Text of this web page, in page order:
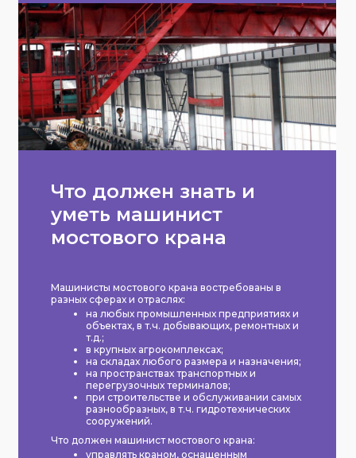
Что должен знать и
уметь машинист
мостового крана
Машинисты мостового крана востребованы в
разных сферах и отраслях:
на любых промышленных предприятиях и
объектах, в т.ч. добывающих, ремонтных и
т.д.;
в крупных агрокомплексах;
на складах любого размера и назначения;
на пространствах транспортных и
перегрузочных терминалов;
при строительстве и обслуживании самых
разнообразных, в т.ч. гидротехнических
сооружений.
Что должен машинист мостового крана:
управлять краном, оснащенным